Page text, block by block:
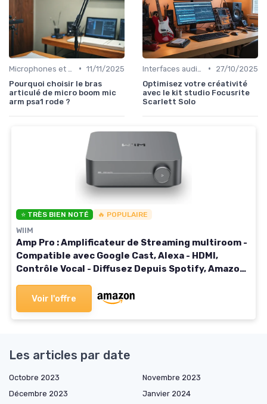
• 11/11/2025
Pourquoi choisir le bras
articulé de micro boom mic
arm psa1 rode ?
•
27/10/2025
Optimisez votre créativité
avec le kit studio Focusrite
Scarlett Solo
⭐ TRÈS BIEN NOTÉ 🔥 POPULAIRE
WIIM
Amp Pro : Amplificateur de Streaming multiroom -
Compatible avec Google Cast, Alexa - HDMI,
Contrôle Vocal - Diffusez Depuis Spotify, Amazon
foncéVoir l'offre
Les articles par date
Octobre 2023
Novembre 2023
Décembre 2023
Janvier 2024